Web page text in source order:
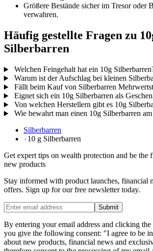
Größere Bestände sicher im Tresor oder
verwahren.
Häufig gestellte Fragen zu
Silberbarren
Welchen Feingehalt hat ein 10g
Warum ist der Aufschlag bei kleinen
Fällt beim Kauf von Silberbarren
Eignet sich ein 10g Silberbarren als
Von welchen Herstellern gibt es 10g
Wie bewahrt man einen 10g Silberbarren am
Silberbarren
10 g Silberbarren
Get expert tips on wealth protection and be the
new products
Stay informed with product launches, financial
offers. Sign up for our free newsletter today.
Submit
By entering your email address and clicking
you give the following consent: "I agree to be
about new products, financial news and